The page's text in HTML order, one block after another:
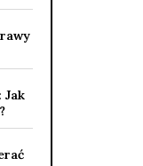
Jak